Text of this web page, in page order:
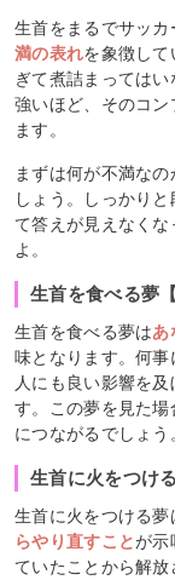
生首をまるでサッカ
満の表れを象徴して
ぎて煮詰まっては
強いほど、そのコ
ます。
まずは何が不満な
しょう。しっかり
て答えが見えなく
よ。
生首を食べる夢【
生首を食べる夢はあ
味となります。何
人にも良い影響を
す。この夢を見た
につながるでしょう
生首に火をつけ
生首に火をつける夢
らやり直すことが示
ていたことから解